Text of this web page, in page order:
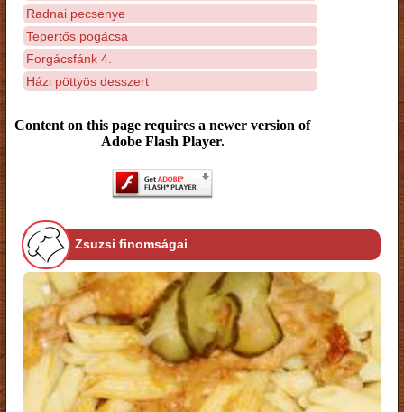
Radnai pecsenye
Tepertős pogácsa
Forgácsfánk 4.
Házi pöttyös desszert
Content on this page requires a newer version of
Adobe Flash Player.
Zsuzsi finomságai